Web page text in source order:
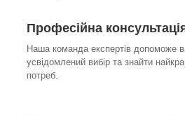
Професійна
Наша команда експертів допоможе
усвідомлений вибір та знайти
потреб.